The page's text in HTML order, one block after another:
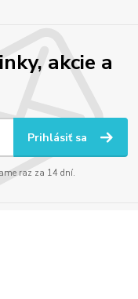
akcie a
Prihlásiť sa
raz za 14 dní.